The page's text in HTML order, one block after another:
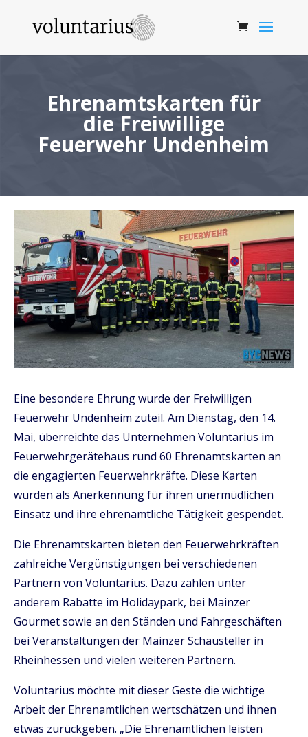
Ehrenamtskarten für
die Freiwillige
Feuerwehr Undenheim
Eine besondere Ehrung wurde der Freiwilligen
Feuerwehr Undenheim zuteil. Am Dienstag, den 14.
Mai, überreichte das Unternehmen Voluntarius im
Feuerwehrgerätehaus rund 60 Ehrenamtskarten an
die engagierten Feuerwehrkräfte. Diese Karten
wurden als Anerkennung für ihren unermüdlichen
Einsatz und ihre ehrenamtliche Tätigkeit gespendet.
Die Ehrenamtskarten bieten den Feuerwehrkräften
zahlreiche Vergünstigungen bei verschiedenen
Partnern von Voluntarius. Dazu zählen unter
anderem Rabatte im Holidaypark, bei Mainzer
Gourmet sowie an den Ständen und Fahrgeschäften
bei Veranstaltungen der Mainzer Schausteller in
Rheinhessen und vielen weiteren Partnern.
Voluntarius möchte mit dieser Geste die wichtige
Arbeit der Ehrenamtlichen wertschätzen und ihnen
etwas zurückgeben. „Die Ehrenamtlichen leisten